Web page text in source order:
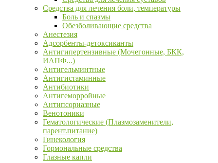
Средства для лечения боли, температуры
Боль и спазмы
Обезболивающие средства
Анестезия
Адсорбенты-детоксиканты
Антигипертензивные (Мочегонные, БКК,
ИАПФ...)
Антигельминтные
Антигистаминные
Антибиотики
Антигеморройные
Антипсориазные
Венотоники
Гематологические (Плазмозаменители,
парент.питание)
Гинекология
Гормональные средства
Глазные капли